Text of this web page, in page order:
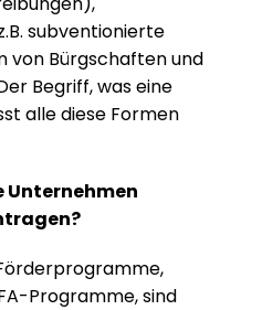
subventionierte
von Bürgschaften und
Begriff, was eine
alle diese Formen
Unternehmen
Programme, sind